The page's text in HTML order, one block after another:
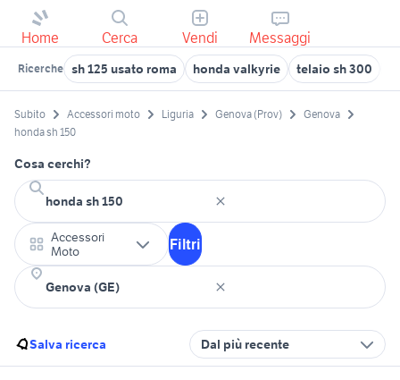
Home Cerca Vendi Messaggi
Ricerche sh 125 usato roma honda valkyrie telaio sh 300
Subito Accessori moto Liguria Genova (Prov)
Genova
honda sh 150
Cosa cerchi?
Accessori
Moto
Filtri
Salva ricerca Dal più recente